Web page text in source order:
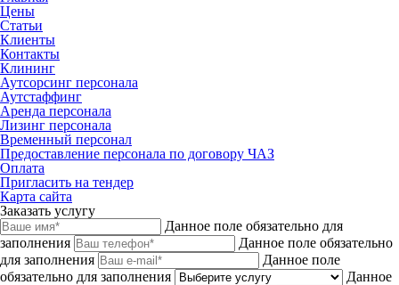
Цены
Статьи
Клиенты
Контакты
Клининг
Аутсорсинг персонала
Аутстаффинг
Аренда персонала
Лизинг персонала
Временный персонал
Предоставление персонала по договору ЧАЗ
Оплата
Пригласить на тендер
Карта сайта
Заказать услугу
Данное поле обязательно для
заполнения
Данное поле обязательно
для заполнения
Данное поле
обязательно для заполнения
Данное